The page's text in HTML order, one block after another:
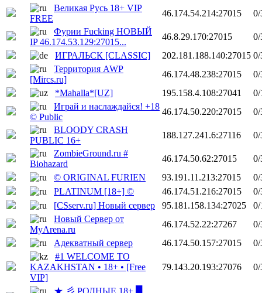
Великая Русь 18+ VIP
FREE
46.174.54.214:27015
0/
Фурии Fucking НОВЫЙ
IP 46.174.53.129:27015...
46.8.29.170:27015
0/
ИГРАЛЬСК [CLASSIC]
202.181.188.140:27015 0/
Территория AWP
[Mircs.ru]
46.174.48.238:27015
0/
*Mahalla*[UZ]
195.158.4.108:27041
0/
Играй и наслаждайся! +18
© Public
46.174.50.220:27015
0/
BLOODY CRASH
PUBLIC 16+
188.127.241.6:27116
0/
ZombieGround.ru #
Biohazard
46.174.50.62:27015
0/
© ORIGINAL FURIEN
93.191.11.213:27015
0/
PLATINUM [18+] ©
46.174.51.216:27015
0/
[CSserv.ru] Новый сервер
95.181.158.134:27025
0/
Новый Сервер от
MyArena.ru
46.174.52.22:27267
0/
Адекватный сервер
46.174.50.157:27015
0/
#1 WELCOME TO
KAZAKHSTAN • 18+ • [Free
VIP]
79.143.20.193:27076 0/
★ 彡 РОДНЫЕ 18+ █